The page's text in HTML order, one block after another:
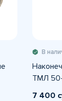
В
ТМЛ
7 400